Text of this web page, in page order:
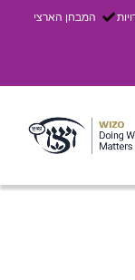
המבחן הארצי